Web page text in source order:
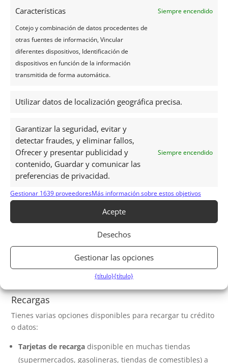
Características
Siempre encendido
Cotejo y combinación de datos procedentes de
otras fuentes de información, Vincular
diferentes dispositivos, Identificación de
dispositivos en función de la información
transmitida de forma automática.
Utilizar datos de localización geográfica precisa.
Garantizar la seguridad, evitar y
detectar fraudes, y eliminar fallos,
Ofrecer y presentar publicidad y
contenido, Guardar y comunicar las
preferencias de privacidad.
Siempre encendido
Gestionar 1639 proveedoresMás información sobre estos objetivos
Acepte
Desechos
Gestionar las opciones
{título}{título}
Consejos Prácticos
Cobertura de red
Zonas costeras y turísticas:
Zonas montañosas e interior de la Isla: my.t
Pequeñas islas circundantes(Rodrigues, islotes):
Cobertura más limitada solo con my.t y Emtel. CHILI no
ofrece cobertura en estas islas.
5G disponible:Principalmente en zonas urbanas (Port
Louis, Quatre Bornes, Grand baie) y zonas turísticas.
Opciones de llamadas internacionales
Solución más económica:Utilice WhatsApp, Messenger o
llamadas internacionales estándar.
my.t ofrece paquetes específicos para llamar a
determinados destinos a tarifas preferenciales
Recargas
Tienes varias opciones disponibles para recargar tu crédito
o datos:
Tarjetas de recarga disponible en muchas tiendas
(supermercados, gasolineras, tiendas de comestibles) a